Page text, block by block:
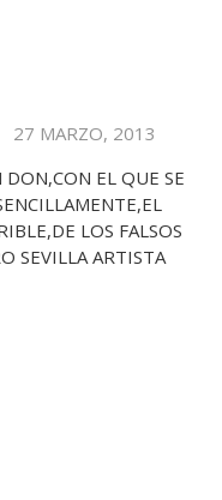
27 MARZO, 2013
DON,CON EL QUE SE
LOS FALSOS
SEVILLA ARTISTA